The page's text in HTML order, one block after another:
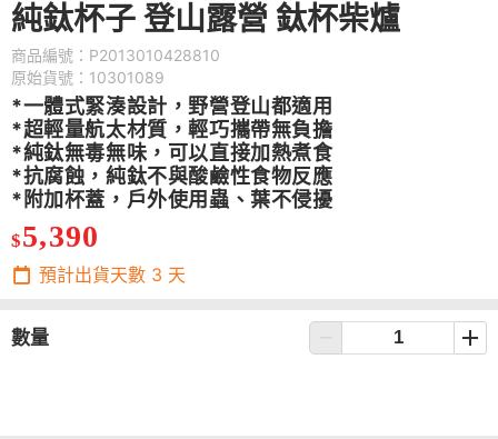
純鈦杯子 登山露營 鈦杯柴爐
商品編號：P2013010428810
原始貨號：10301089
*一體式緊湊設計，野營登山都適用
*超輕量航太材質，輕巧攜帶無負擔
*純鈦無毒無味，可以直接加熱煮食
*抗腐蝕，純鈦不與酸鹼性食物反應
*附加杯蓋，戶外使用蟲、葉不侵擾
$5,390
預計出貨天數 3 天
數量